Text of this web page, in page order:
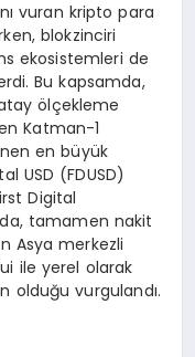
vuran kripto para
blokzinciri
ekosistemleri de
Bu kapsamda,
ölçekleme
Katman-1
en büyük
USD (FDUSD)
Digital
tamamen nakit
Asya merkezli
ile yerel olarak
olduğu vurgulandı.